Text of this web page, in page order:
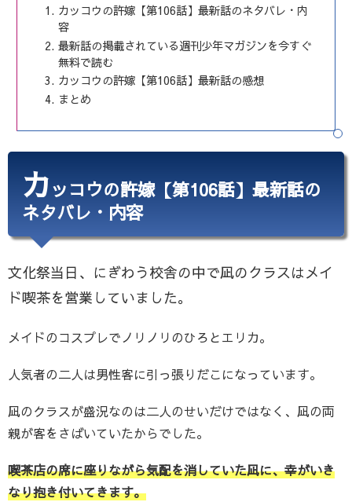
カッコウの許嫁【第106話】最新話のネタバレ・内
容
最新話の掲載されている週刊少年マガジンを今すぐ
無料で読む
カッコウの許嫁【第106話】最新話の感想
まとめ
カッコウの許嫁【第106話】最新話の
ネタバレ・内容
文化祭当日、にぎわう校舎の中で凪のクラスはメイ
ド喫茶を営業していました。
メイドのコスプレでノリノリのひろとエリカ。
人気者の二人は男性客に引っ張りだこになっています。
凪のクラスが盛況なのは二人のせいだけではなく、凪の両
親が客をさばいていたからでした。
喫茶店の席に座りながら気配を消していた凪に、幸がいき
なり抱き付いてきます。